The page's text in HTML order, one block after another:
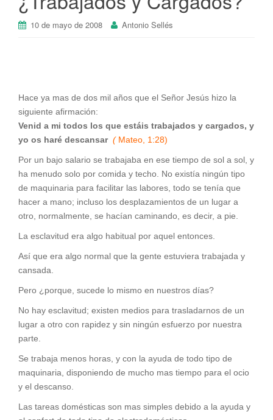
10 de mayo de 2008 Antonio Sellés
Hace ya mas de dos mil años que el Señor Jesús hizo la
siguiente afirmación:
Venid a mi todos los que estáis trabajados y cargados, y
yo os haré descansar (Mateo, 1:28)
Por un bajo salario se trabajaba en ese tiempo de sol a sol, y
ha menudo solo por comida y techo. No existía ningún tipo
de maquinaria para facilitar las labores, todo se tenía que
hacer a mano; incluso los desplazamientos de un lugar a
otro, normalmente, se hacían caminando, es decir, a pie.
La esclavitud era algo habitual por aquel entonces.
Así que era algo normal que la gente estuviera trabajada y
cansada.
Pero ¿porque, sucede lo mismo en nuestros días?
No hay esclavitud; existen medios para trasladarnos de un
lugar a otro con rapidez y sin ningún esfuerzo por nuestra
parte.
Se trabaja menos horas, y con la ayuda de todo tipo de
maquinaria, disponiendo de mucho mas tiempo para el ocio
y el descanso.
Las tareas domésticas son mas simples debido a la ayuda y